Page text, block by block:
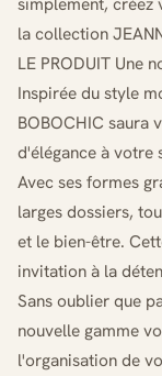
la collection
LE PRODUIT Une
Inspirée du style
BOBOCHIC saura
d'élégance à votre
Avec ses formes
larges dossiers,
et le bien-être.
invitation à la
Sans oublier que
nouvelle gamme
l'organisation de